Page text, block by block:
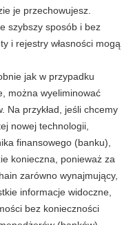
je przechowujesz.
szybszy sposób i bez
i rejestry własności mogą
jak w przypadku
można wyeliminować
Na przykład, jeśli chcemy
nowej technologii,
finansowego (banku),
konieczna, ponieważ za
zarówno wynajmujący,
informacje widoczne,
bez konieczności